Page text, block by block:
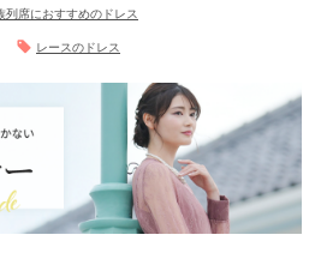
列席におすすめのドレス
レースのドレス